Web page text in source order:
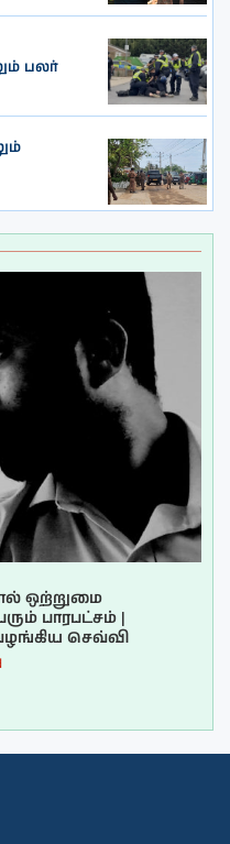
பலர்
ஒற்றுமை
பாரபட்சம் |
செவ்வி